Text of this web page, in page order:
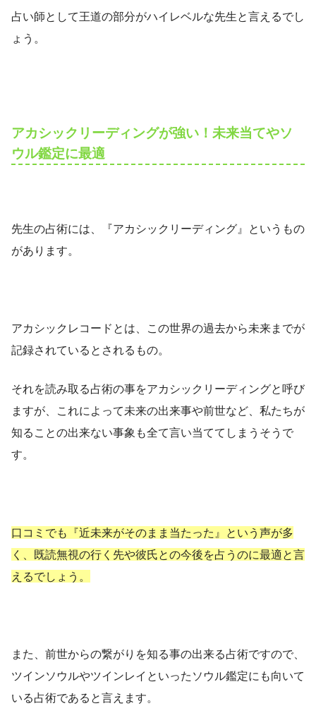
占い師として王道の部分がハイレベルな先生と言えるでし
ょう。
アカシックリーディングが強い！未来当てやソ
ウル鑑定に最適
先生の占術には、『アカシックリーディング』というもの
があります。
アカシックレコードとは、この世界の過去から未来までが
記録されているとされるもの。
それを読み取る占術の事をアカシックリーディングと呼び
ますが、これによって未来の出来事や前世など、私たちが
知ることの出来ない事象も全て言い当ててしまうそうで
す。
口コミでも『近未来がそのまま当たった』という声が多
く、既読無視の行く先や彼氏との今後を占うのに最適と言
えるでしょう。
また、前世からの繋がりを知る事の出来る占術ですので、
ツインソウルやツインレイといったソウル鑑定にも向いて
いる占術であると言えます。